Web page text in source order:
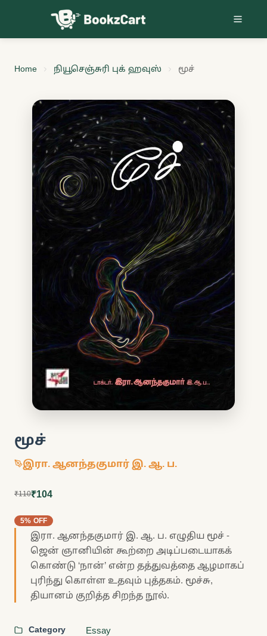
Skip to content
Home நியூசெஞ்சுரி புக் ஹவுஸ் மூச்
மூச்
இரா. ஆனந்தகுமார் இ. ஆ. ப.
₹110₹104
5% OFF
இரா. ஆனந்தகுமார் இ. ஆ. ப. எழுதிய மூச் -
ஜென் ஞானியின் கூற்றை அடிப்படையாகக்
கொண்டு ‘நான்’ என்ற தத்துவத்தை ஆழமாகப்
புரிந்து கொள்ள உதவும் புத்தகம். மூச்சு,
தியானம் குறித்த சிறந்த நூல்.
Category Essay